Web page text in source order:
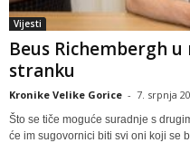
Vijesti
Beus Richembergh
stranku
Kronike Velike Gorice - 7. srpnja
Što se tiče moguće suradnje s
će im sugovornici biti svi oni koji se